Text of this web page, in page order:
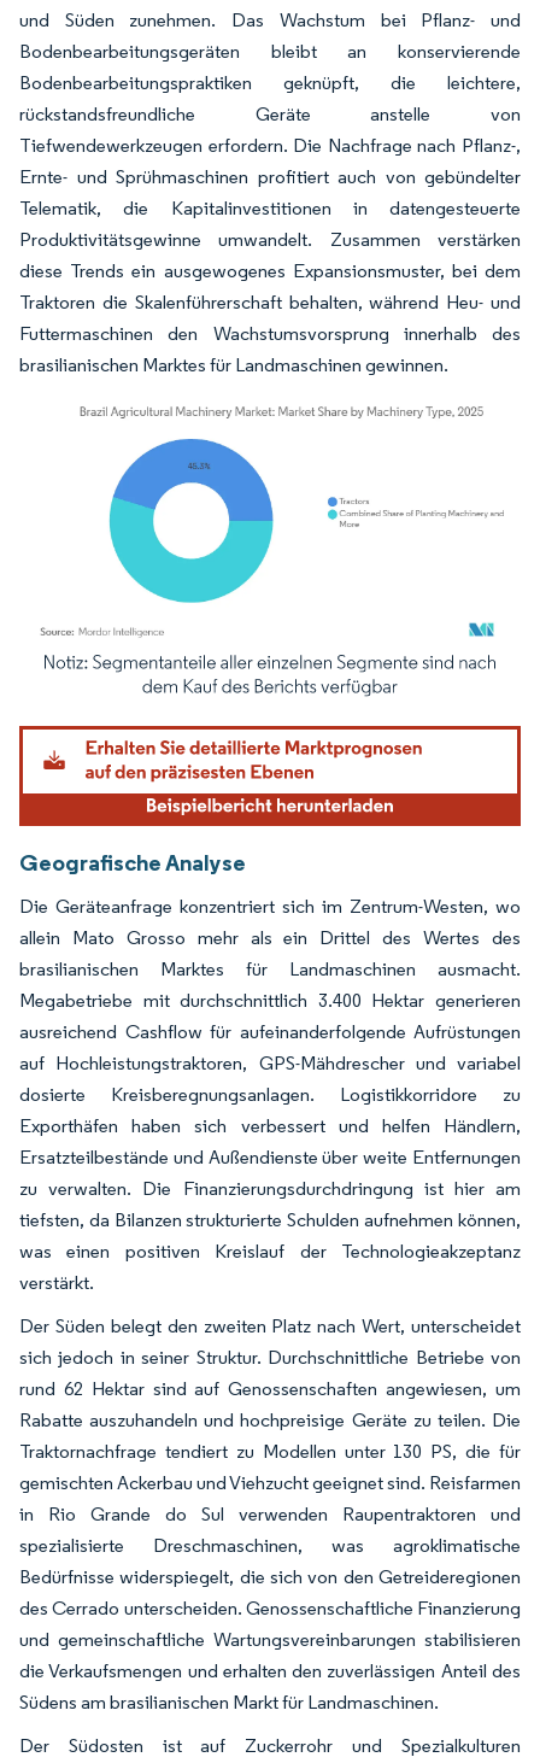
und Süden zunehmen. Das Wachstum bei Pflanz- und
Bodenbearbeitungsgeräten bleibt an konservierende
Bodenbearbeitungspraktiken geknüpft, die leichtere,
rückstandsfreundliche Geräte anstelle von
Tiefwendewerkzeugen erfordern. Die Nachfrage nach Pflanz-,
Ernte- und Sprühmaschinen profitiert auch von gebündelter
Telematik, die Kapitalinvestitionen in datengesteuerte
Produktivitätsgewinne umwandelt. Zusammen verstärken
diese Trends ein ausgewogenes Expansionsmuster, bei dem
Traktoren die Skalenführerschaft behalten, während Heu- und
Futtermaschinen den Wachstumsvorsprung innerhalb des
brasilianischen Marktes für Landmaschinen gewinnen.
Bild © Mordor Intelligence. Wiederverwendung erfordert Namensnennung
Geografische Analyse
Die Geräteanfrage konzentriert sich im Zentrum-Westen, wo
allein Mato Grosso mehr als ein Drittel des Wertes des
brasilianischen Marktes für Landmaschinen ausmacht.
Megabetriebe mit durchschnittlich 3.400 Hektar generieren
ausreichend Cashflow für aufeinanderfolgende Aufrüstungen
auf Hochleistungstraktoren, GPS-Mähdrescher und variabel
dosierte Kreisberegnungsanlagen. Logistikkorridore zu
Exporthäfen haben sich verbessert und helfen Händlern,
Ersatzteilbestände und Außendienste über weite Entfernungen
zu verwalten. Die Finanzierungsdurchdringung ist hier am
tiefsten, da Bilanzen strukturierte Schulden aufnehmen können,
was einen positiven Kreislauf der Technologieakzeptanz
verstärkt.
Der Süden belegt den zweiten Platz nach Wert, unterscheidet
sich jedoch in seiner Struktur. Durchschnittliche Betriebe von
rund 62 Hektar sind auf Genossenschaften angewiesen, um
Rabatte auszuhandeln und hochpreisige Geräte zu teilen. Die
Traktornachfrage tendiert zu Modellen unter 130 PS, die für
gemischten Ackerbau und Viehzucht geeignet sind. Reisfarmen
in Rio Grande do Sul verwenden Raupentraktoren und
spezialisierte Dreschmaschinen, was agroklimatische
Bedürfnisse widerspiegelt, die sich von den Getreideregionen
des Cerrado unterscheiden. Genossenschaftliche Finanzierung
und gemeinschaftliche Wartungsvereinbarungen stabilisieren
die Verkaufsmengen und erhalten den zuverlässigen Anteil des
Südens am brasilianischen Markt für Landmaschinen.
Der Südosten ist auf Zuckerrohr und Spezialkulturen